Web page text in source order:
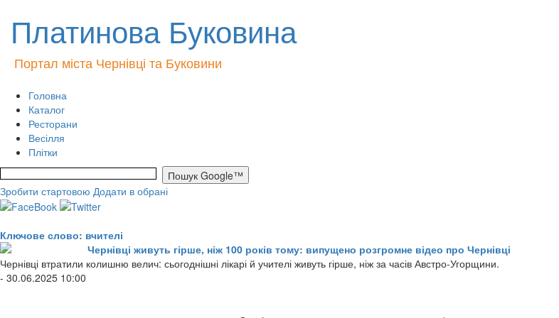
Платинова Буковина
Портал міста Чернівці та Буковини
Головна
Каталог
Ресторани
Весілля
Плітки
Зробити стартовою Додати в обрані
Ключове слово: вчителі
Чернівці живуть гірше, ніж 100 років тому: випущено розгромне відео про Чернівці
Чернівці втратили колишню велич: сьогоднішні лікарі й учителі живуть гірше, ніж за часів Австро-Угорщини.
- 30.06.2025 10:00